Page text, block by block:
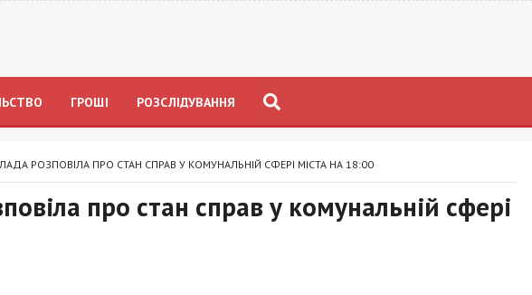
ГРОШІ РОЗСЛІДУВАННЯ
РОЗПОВІЛА ПРО СТАН СПРАВ У КОМУНАЛЬНІЙ СФЕРІ МІСТА НА 18:00
про стан справ у комунальній сфері